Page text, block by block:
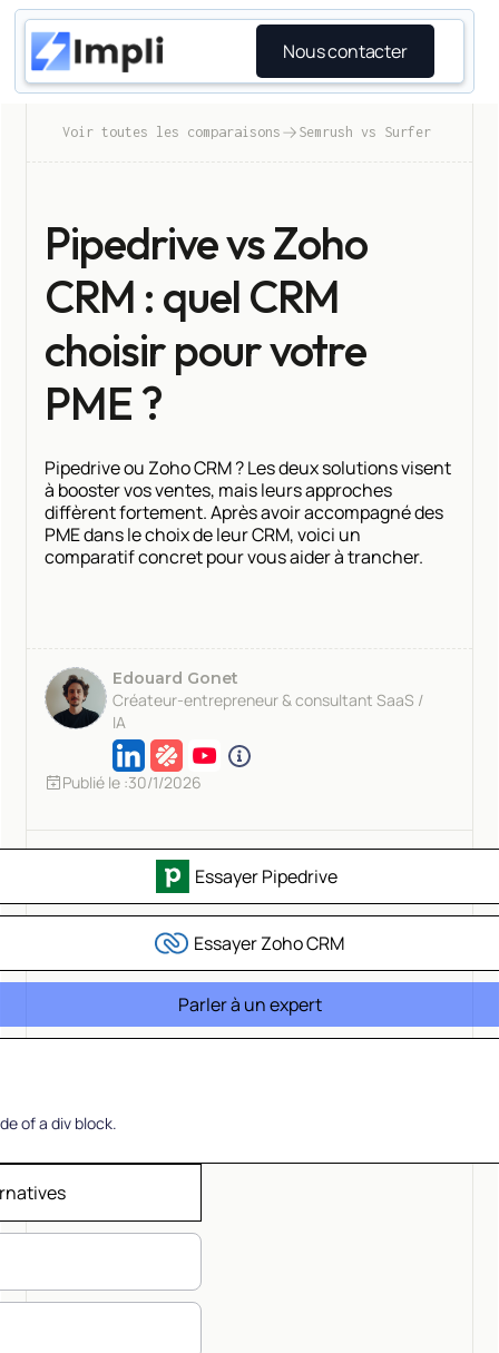
Nous contacter
Voir toutes les comparaisons Semrush vs Surfer
Pipedrive vs Zoho
CRM : quel CRM
choisir pour votre
PME ?
Pipedrive ou Zoho CRM ? Les deux solutions visent
à booster vos ventes, mais leurs approches
diffèrent fortement. Après avoir accompagné des
PME dans le choix de leur CRM, voici un
comparatif concret pour vous aider à trancher.
Edouard Gonet
Créateur-entrepreneur & consultant SaaS /
IA
Publié le :30/1/2026
Essayer Pipedrive
Essayer Zoho CRM
Parler à un expert
of a div block.